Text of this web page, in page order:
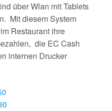
über Wlan mit Tablets
Mit diesem System
Restaurant ihre
die EC Cash
internen Drucker